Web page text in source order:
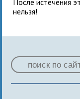
После истечения
нельзя!